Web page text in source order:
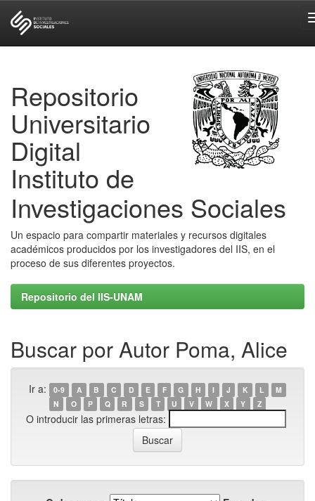
Repositorio
Universitario
Digital
Instituto de
Investigaciones Sociales
Un espacio para compartir materiales y recursos digitales
académicos producidos por los investigadores del IIS, en el
proceso de sus diferentes proyectos.
Repositorio del IIS-UNAM
Buscar por Autor Poma, Alice
Ir a: 0-9 A B C D E F G H I J K L
M
N
O P Q R S T U V W X Y Z
O introducir las primeras letras: